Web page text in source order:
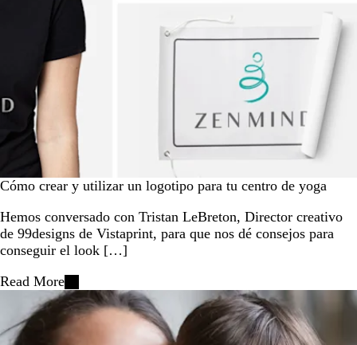
Cómo crear y utilizar un logotipo para tu centro de yoga
Hemos conversado con Tristan LeBreton, Director creativo
de 99designs de Vistaprint, para que nos dé consejos para
conseguir el look […]
Read More